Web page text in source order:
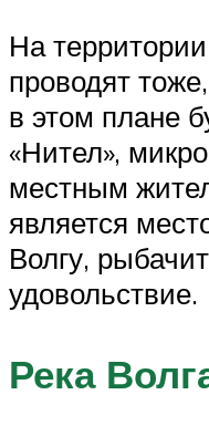
На
проводят
в этом плане
«Нител»,
местным
является
Волгу,
удовольствие.
Река